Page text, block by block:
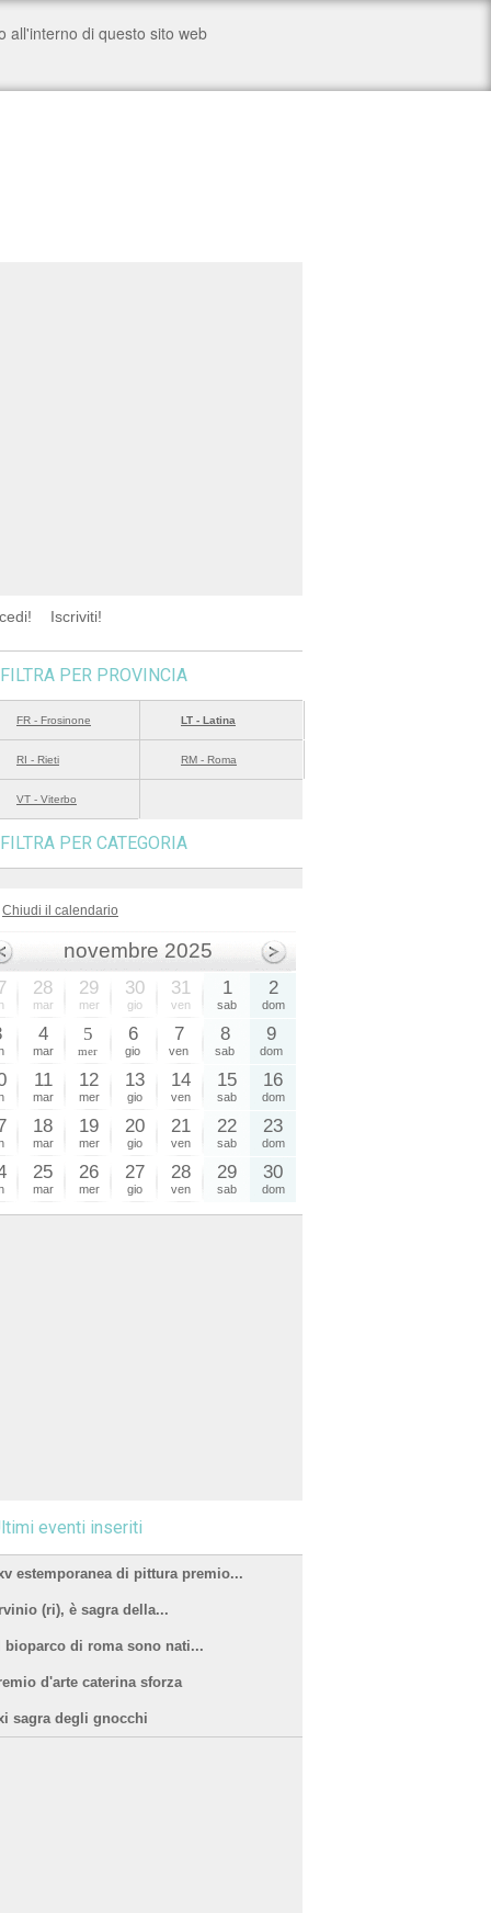
Iscriviti!
FILTRA PER PROVINCIA
FR - Frosinone LT - Latina
RI - Rieti RM - Roma
VT - Viterbo
FILTRA PER CATEGORIA
Chiudi il calendario
novembre 2025
28
mar
29
mer
30
gio
31
ven
1
sab
2
dom
4
mar
5
mer
6
gio
7
ven
8
sab
9
dom
11
mar
12
mer
13
gio
14
ven
15
sab
16
dom
18
mar
19
mer
20
gio
21
ven
22
sab
23
dom
25
mar
26
mer
27
gio
28
ven
29
sab
30
dom
eventi inseriti
estemporanea di pittura premio...
(ri), è sagra della...
bioparco di roma sono nati...
d'arte caterina sforza
sagra degli gnocchi